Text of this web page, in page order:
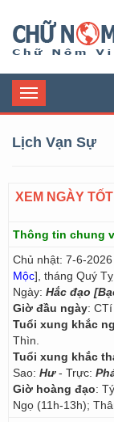
Toggle
navigation
Lịch Vạn Sự
XEM NGÀY
Thông tin chung
Chủ nhật: 7-6-
Mộc], tháng Quý Tỵ
Ngày: Hắc đạo
Giờ đầu ngày:
Tuổi xung khắc
Thìn.
Tuổi xung khắc
Sao: Hư- Trực:
Giờ hoàng đạo:
Ngọ (11h-13h);